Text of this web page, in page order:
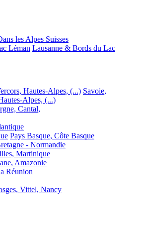
les Alpes Suisses
Léman Lausanne & Bords du Lac
Hautes-Alpes, (...) Savoie,
Alpes, (...)
Cantal,
Pays Basque, Côte Basque
- Normandie
Martinique
Amazonie
Réunion
Vittel, Nancy